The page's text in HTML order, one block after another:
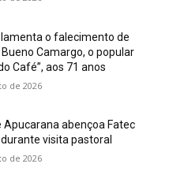
lamenta o falecimento de
Camargo, o popular
Café”, aos 71 anos
de 2026
Apucarana abençoa Fatec
durante visita pastoral
de 2026